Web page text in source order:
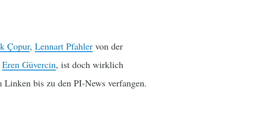
Çopur, Lennart Pfahler von der
Eren Güvercin, ist doch wirklich
Linken bis zu den PI-News verfangen.